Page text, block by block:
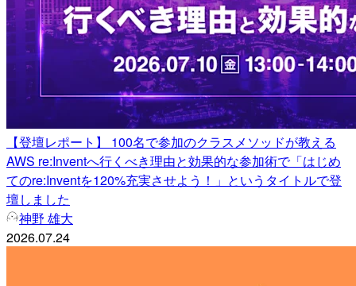
【登壇レポート】 100名で参加のクラスメソッドが教える
AWS re:Inventへ行くべき理由と効果的な参加術で「はじめ
てのre:Inventを120%充実させよう！」というタイトルで登
壇しました
神野 雄大
2026.07.24